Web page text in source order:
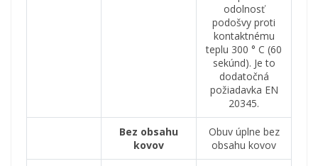
odolnosť
podošvy proti
kontaktnému
teplu 300 ° C (60
sekúnd). Je to
dodatočná
požiadavka EN
20345.
Bez obsahu
kovov
Obuv úplne bez
obsahu kovov